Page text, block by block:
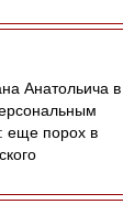
Анатольича в
еще порох в